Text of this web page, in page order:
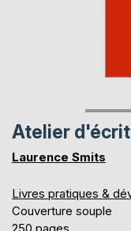
Atelier
Laurence Smits
Livres pratiques &
Couverture souple